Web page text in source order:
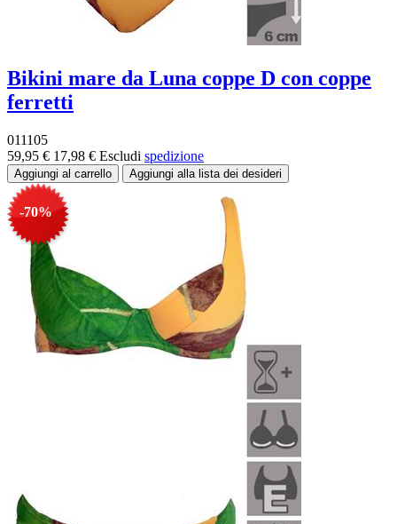
Bikini mare da Luna coppe D con coppe
ferretti
011105
59,95 € 17,98 € Escludi spedizione
-70%